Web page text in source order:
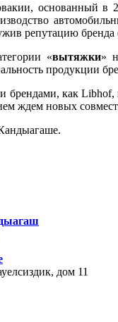
основанный в
репутацию
«вытяжки»
продукции
брендами, как
ждем новых
дом 11